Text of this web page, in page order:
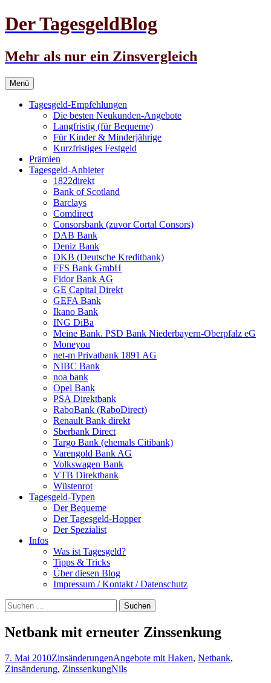
Der TagesgeldBlog
Mehr als nur ein Zinsvergleich
Menü Zum
Inhalt
springen
Tagesgeld-Empfehlungen
Die besten Neukunden-Angebote
Langfristig (für Bequeme)
Für Kinder & Minderjährige
Kurzfristiges Festgeld
Prämien
Tagesgeld-Anbieter
1822direkt
Bank of Scotland
Barclays
Comdirect
Consorsbank (zuvor Cortal Consors)
DAB Bank
Deniz Bank
DKB (Deutsche Kreditbank)
FFS Bank GmbH
Fidor Bank AG
GE Capital Direkt
GEFA Bank
Ikano Bank
ING DiBa
Meine Bank. PSD Bank Nieder­bayern-Oberpfalz eG
Moneyou
net-m Privatbank 1891 AG
NIBC Bank
noa bank
Opel Bank
PSA Direktbank
RaboBank (RaboDirect)
Renault Bank direkt
Sberbank Direct
Targo Bank (ehemals Citibank)
Varengold Bank AG
Volkswagen Bank
VTB Direktbank
Wüstenrot
Tagesgeld-Typen
Der Bequeme
Der Tagesgeld-Hopper
Der Spezialist
Infos
Was ist Tagesgeld?
Tipps & Tricks
Über diesen Blog
Impressum / Kontakt / Datenschutz
Suchen
nach:
Netbank mit erneuter Zinssenkung
7. Mai 2010ZinsänderungenAngebote mit Haken, Netbank,
Zinsänderung, ZinssenkungNils